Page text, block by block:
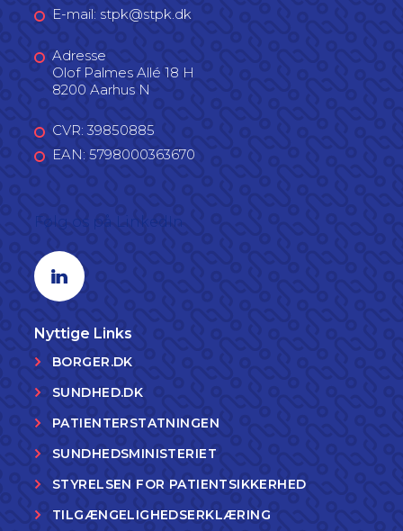
E-mail: stpk@stpk.dk
Adresse
Olof Palmes Allé 18 H
8200 Aarhus N
CVR: 39850885
EAN: 5798000363670
Linkedin profil
Nyttige Links
BORGER.DK
SUNDHED.DK
PATIENTERSTATNINGEN
SUNDHEDSMINISTERIET
STYRELSEN FOR PATIENTSIKKERHED
TILGÆNGELIGHEDSERKLÆRING